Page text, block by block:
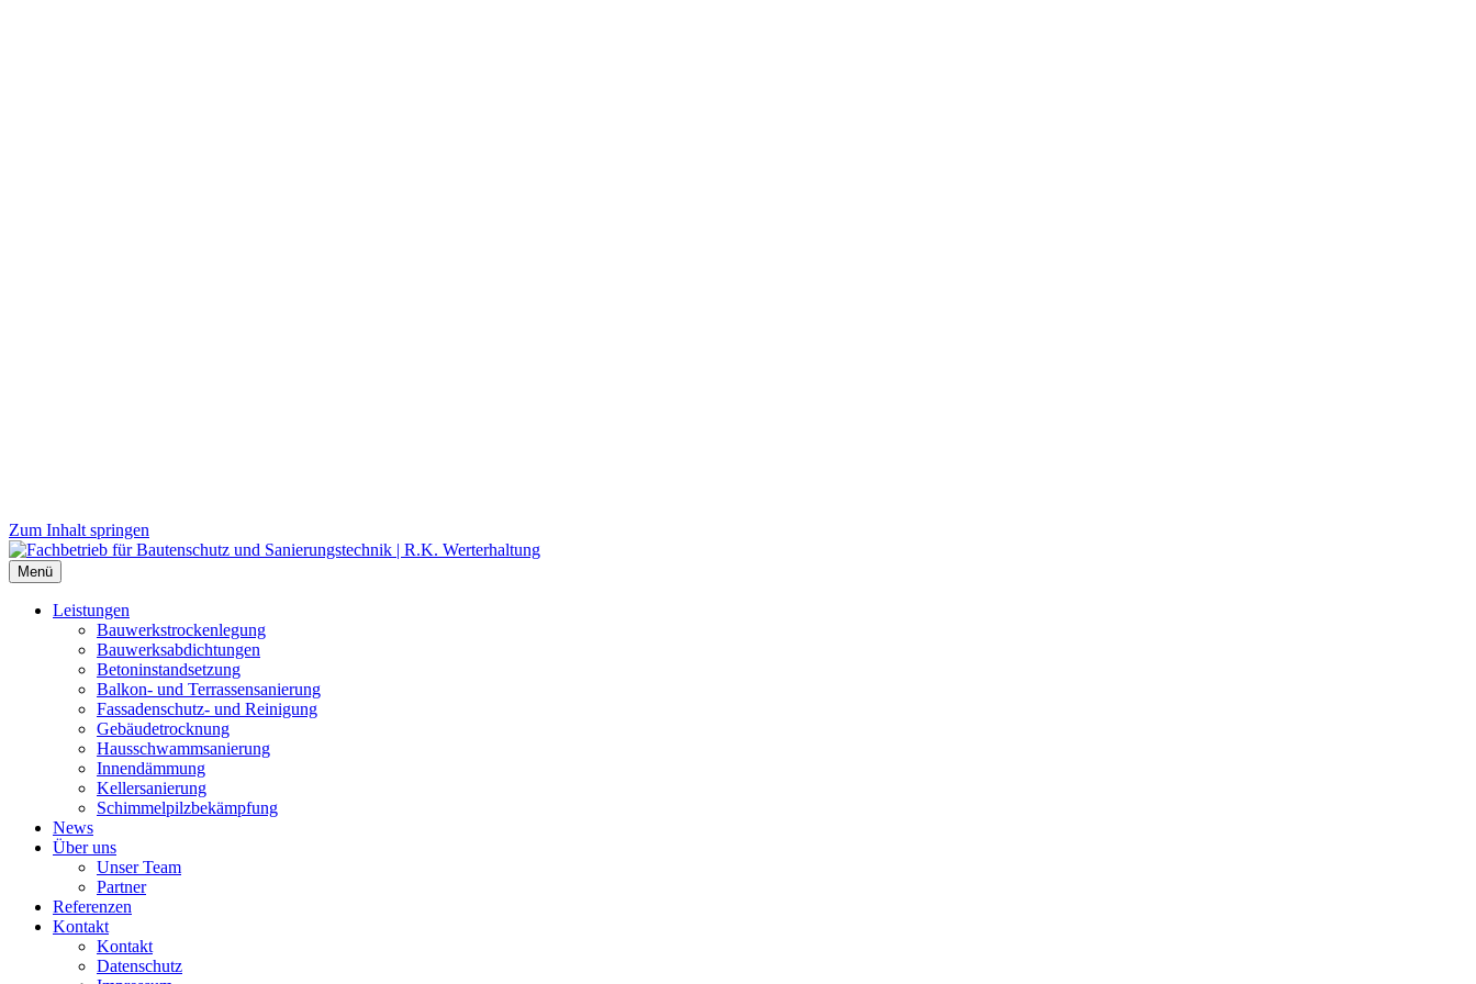
Zum Inhalt springen
Menü
Leistungen
Bauwerks­trockenlegung
Bauwerks­abdichtungen
Beton­instand­setzung
Balkon- und Terras­sen­sanierung
Fassaden­schutz- und Reinigung
Gebäude­trocknung
Haus­schwamm­sanierung
Innen­dämmung
Keller­sanierung
Schimmel­pilz­bekämpfung
News
Über uns
Unser Team
Partner
Referenzen
Kontakt
Kontakt
Datenschutz